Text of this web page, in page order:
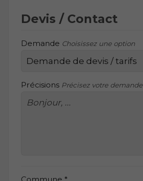
Devis / Contact
Demande Choisissez une option
Précisions Précisez votre demande